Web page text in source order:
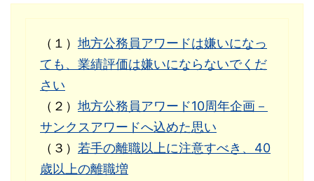
（１） 地方公務員アワードは嫌いになっ
ても、業績評価は嫌いにならないでくだ
さい
（２） 地方公務員アワード10周年企画－
サンクスアワードへ込めた思い
（３） 若手の離職以上に注意すべき、40
歳以上の離職増